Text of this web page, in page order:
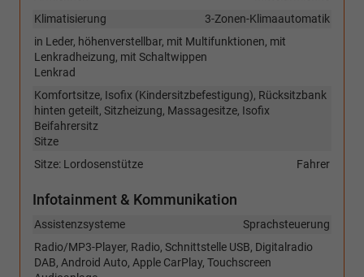
3-Zonen-Klimaautomatik
Klimatisierung
in Leder, höhenverstellbar, mit Multifunktionen, mit
Lenkradheizung, mit Schaltwippen
Lenkrad
Komfortsitze, Isofix (Kindersitzbefestigung), Rücksitzbank
hinten geteilt, Sitzheizung, Massagesitze, Isofix
Beifahrersitz
Sitze
Fahrer
Sitze: Lordosenstütze
Infotainment & Kommunikation
Sprachsteuerung
Assistenzsysteme
Radio/MP3-Player, Radio, Schnittstelle USB, Digitalradio
DAB, Android Auto, Apple CarPlay, Touchscreen